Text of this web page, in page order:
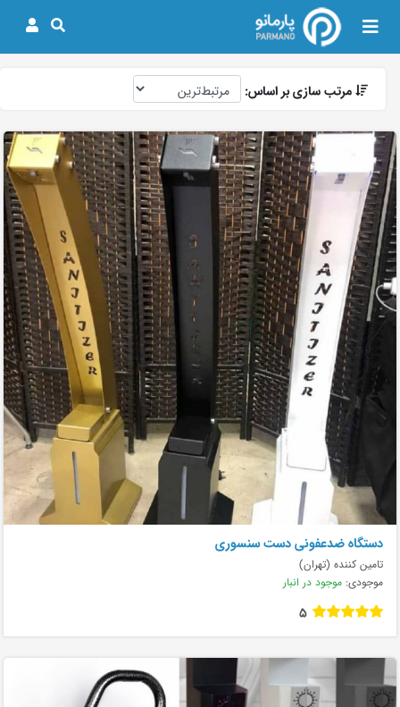
مرتب سازی بر اساس:
دستگاه ضدعفونی دست سنسوری
تامین کننده (تهران)
موجودی: موجود در انبار
5